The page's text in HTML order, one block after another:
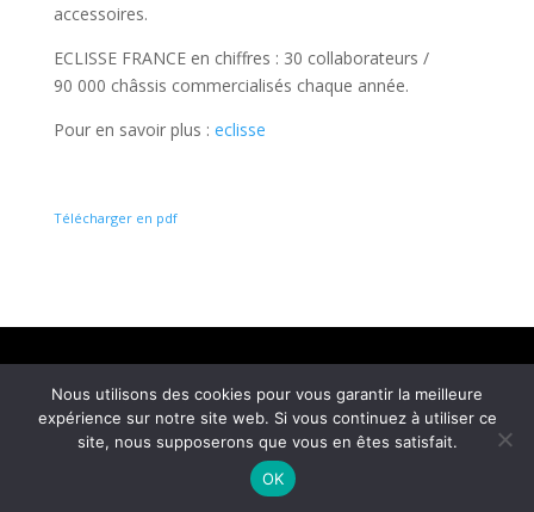
accessoires.
ECLISSE FRANCE en chiffres : 30 collaborateurs /
90 000 châssis commercialisés chaque année.
Pour en savoir plus : eclisse
Télécharger en pdf
© COM4 – Agence de relations media et social
media 2026 – Tous droits réservés | Réalisé par
Ultrasyd Informatique
Nous utilisons des cookies pour vous garantir la meilleure
expérience sur notre site web. Si vous continuez à utiliser ce
site, nous supposerons que vous en êtes satisfait.
OK